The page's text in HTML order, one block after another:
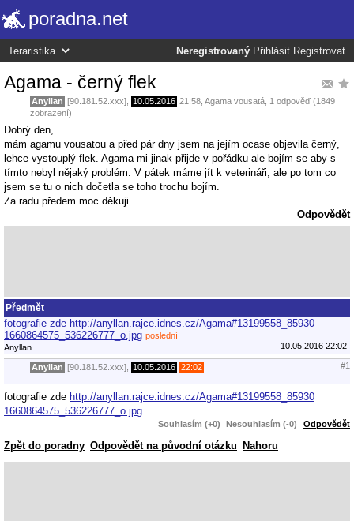
poradna.net
Neregistrovaný Přihlásit Registrovat
Agama - černý flek
Anyllan [90.181.52.xxx], 10.05.2016 21:58 Agama vousatá , 1 odpověď (1849
zobrazení)
Dobrý den,
mám agamu vousatou a před pár dny jsem na jejím ocase objevila černý,
lehce vystouplý flek. Agama mi jinak přijde v pořádku ale bojím se aby s
tímto nebyl nějaký problém. V pátek máme jít k veterináři, ale po tom co
jsem se tu o nich dočetla se toho trochu bojím.
Za radu předem moc děkuji
Odpovědět
Předmět
fotografie zde http://anyllan.rajce.idnes.cz/Agama#13199558_85930
1660864575_536226777_o.jpg poslední
Anyllan
10.05.2016 22:02
Anyllan [90.181.52.xxx], 10.05.2016 22:02 #1
fotografie zde http://anyllan.rajce.idnes.cz/Agama#13199558_85930
1660864575_536226777_o.jpg
Souhlasím (+0) Nesouhlasím (-0) Odpovědět
Zpět do poradny Odpovědět na původní otázku Nahoru